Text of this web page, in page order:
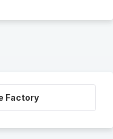
Factory